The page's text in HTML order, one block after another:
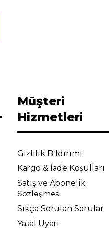
Müşteri
Hizmetleri
Gizlilik Bildirimi
Kargo & İade Koşulları
Satış ve Abonelik
Sözleşmesi
Sıkça Sorulan Sorular
Yasal Uyarı